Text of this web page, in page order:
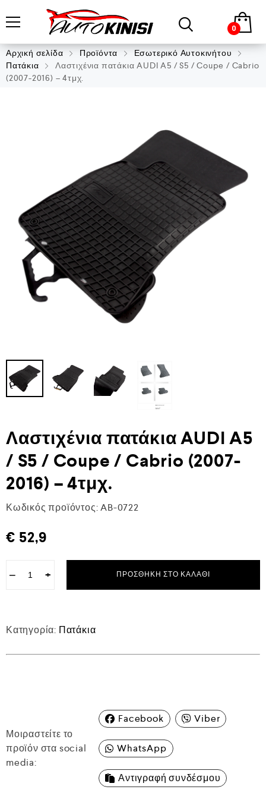
0
Αρχική σελίδα Προϊόντα
Εσωτερικό Αυτοκινήτου
Πατάκια
Λαστιχένια πατάκια AUDI A5 / S5 / Coupe / Cabrio
(2007-2016) – 4τμχ.
Λαστιχένια πατάκια AUDI A5
/ S5 / Coupe / Cabrio (2007-
2016) – 4τμχ.
Κωδικός προϊόντος: AB-0722
€ 52,9
− + ΠΡΟΣΘΉΚΗ ΣΤΟ ΚΑΛΆΘΙ
Κατηγορία: Πατάκια
Μοιραστείτε το
προϊόν στα social
media:
Facebook Viber
WhatsApp
Αντιγραφή συνδέσμου